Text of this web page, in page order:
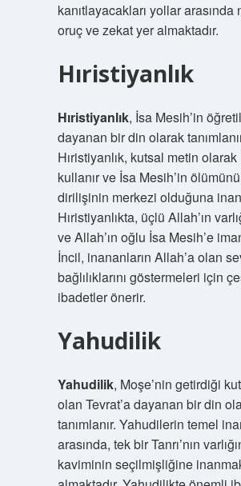
kanıtlayacakları yollar arasında
oruç ve zekat yer almaktadır.
Hıristiyanlık
Hıristiyanlık, İsa Mesih’in
dayanan bir din olarak
Hıristiyanlık, kutsal metin olarak
kullanır ve İsa Mesih’in
dirilişinin merkezi olduğuna
Hıristiyanlıkta, üçlü Allah’ın
ve Allah’ın oğlu İsa Mesih’e
İncil, inananların Allah’a olan
bağlılıklarını göstermeleri için
ibadetler önerir.
Yahudilik
Yahudilik, Moşe’nin getirdiği
olan Tevrat’a dayanan bir din
tanımlanır. Yahudilerin temel
arasında, tek bir Tanrı’nın
kaviminin seçilmişliğine